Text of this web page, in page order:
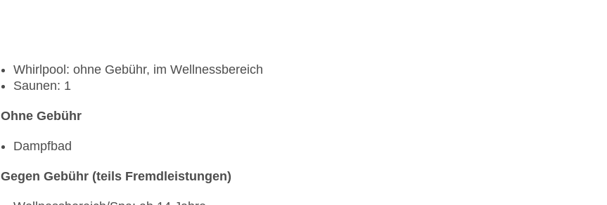
Whirlpool: ohne Gebühr, im Wellnessbereich
Saunen: 1
Ohne Gebühr
Dampfbad
Gegen Gebühr (teils Fremdleistungen)